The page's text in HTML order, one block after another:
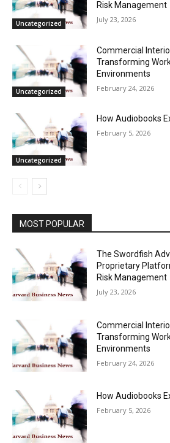
Uncategorized
Risk Management
July 23, 2026
Uncategorized
Commercial
Transforming
Environments
February 24, 2026
Uncategorized
How Audiobooks
February 5, 2026
MOST POPULAR
The Swordfish
Proprietary
Risk Management
July 23, 2026
Commercial
Transforming
Environments
February 24, 2026
How Audiobooks
February 5, 2026